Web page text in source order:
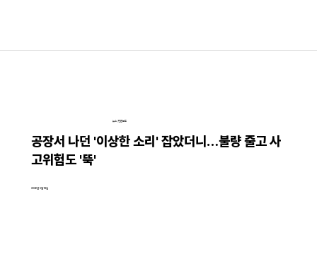
2026년 5월 18일
공장서 나던 '이상한 소리' 잡았더니…불량 줄고 사
고위험도 '뚝'
뉴스│언론보도